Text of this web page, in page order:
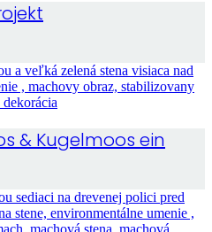
& Kugelmoos ein